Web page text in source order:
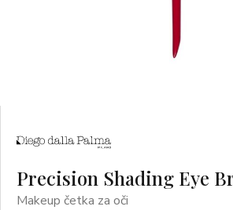
Precision Shading Eye
Makeup četka za oči